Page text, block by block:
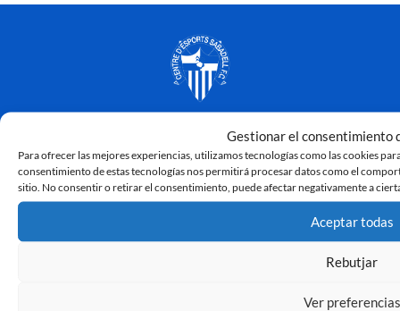
Gestionar el consentimiento
Para ofrecer las mejores experiencias, utilizamos tecnologías como las cookies
consentimiento de estas tecnologías nos permitirá procesar datos como el
sitio. No consentir o retirar el consentimiento, puede afectar negativamente a
Aceptar todas
Rebutjar
Ver preferencias